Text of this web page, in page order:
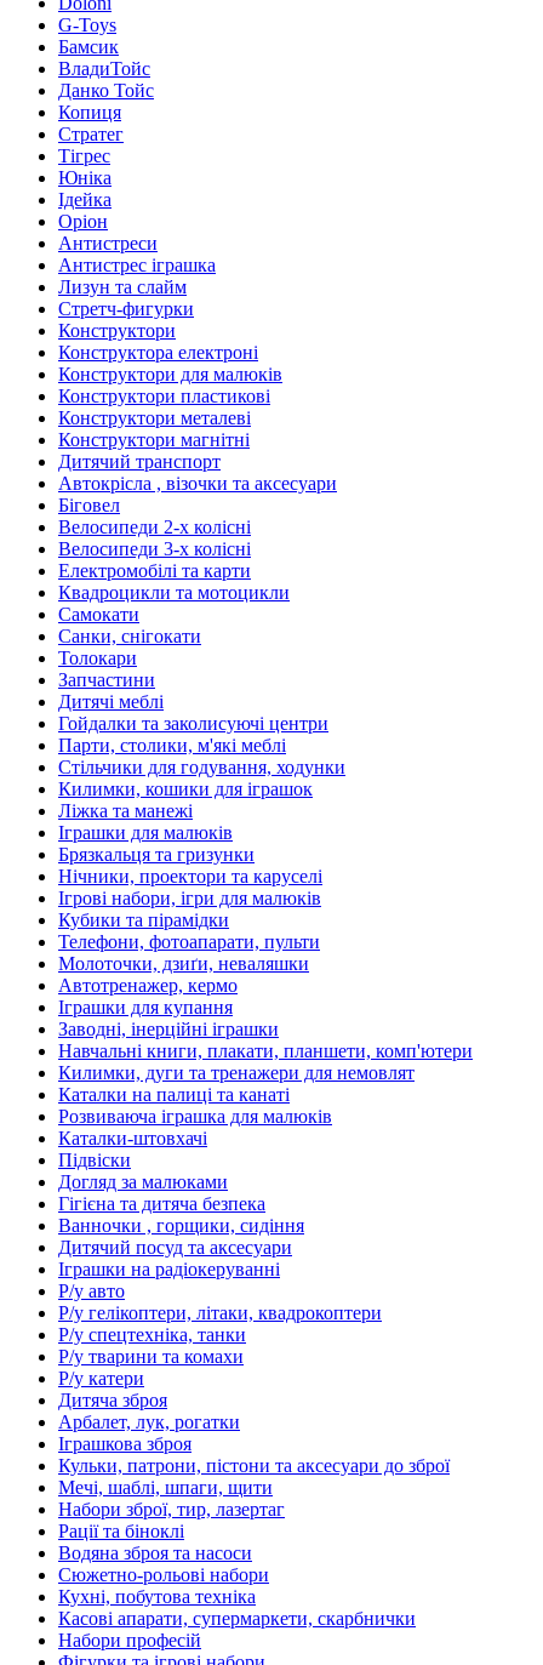
G-Toys
Бамсик
ВладиТойс
Данко Тойс
Копиця
Стратег
Тігрес
Юніка
Ідейка
Оріон
Антистреси
Антистрес іграшка
Лизун та слайм
Стретч-фигурки
Конструктори
Конструктора електроні
Конструктори для малюків
Конструктори пластикові
Конструктори металеві
Конструктори магнітні
Дитячий транспорт
Автокрісла , візочки та аксесуари
Біговел
Велосипеди 2-х колісні
Велосипеди 3-х колісні
Електромобілі та карти
Квадроцикли та мотоцикли
Самокати
Санки, снігокати
Толокари
Запчастини
Дитячі меблі
Гойдалки та заколисуючі центри
Парти, столики, м'які меблі
Стільчики для годування, ходунки
Килимки, кошики для іграшок
Ліжка та манежі
Іграшки для малюків
Брязкальця та гризунки
Нічники, проектори та каруселі
Ігрові набори, ігри для малюків
Кубики та пірамідки
Телефони, фотоапарати, пульти
Молоточки, дзиґи, неваляшки
Автотренажер, кермо
Іграшки для купання
Заводні, інерційні іграшки
Навчальні книги, плакати, планшети, комп'ютери
Килимки, дуги та тренажери для немовлят
Каталки на палиці та канаті
Розвиваюча іграшка для малюків
Каталки-штовхачі
Підвіски
Догляд за малюками
Гігієна та дитяча безпека
Ванночки , горщики, сидіння
Дитячий посуд та аксесуари
Іграшки на радіокеруванні
Р/у авто
Р/у гелікоптери, літаки, квадрокоптери
Р/у спецтехніка, танки
Р/у тварини та комахи
Р/у катери
Дитяча зброя
Арбалет, лук, рогатки
Іграшкова зброя
Кульки, патрони, пістони та аксесуари до зброї
Мечі, шаблі, шпаги, щити
Набори зброї, тир, лазертаг
Рації та біноклі
Водяна зброя та насоси
Сюжетно-рольові набори
Кухні, побутова техніка
Касові апарати, супермаркети, скарбнички
Набори професій